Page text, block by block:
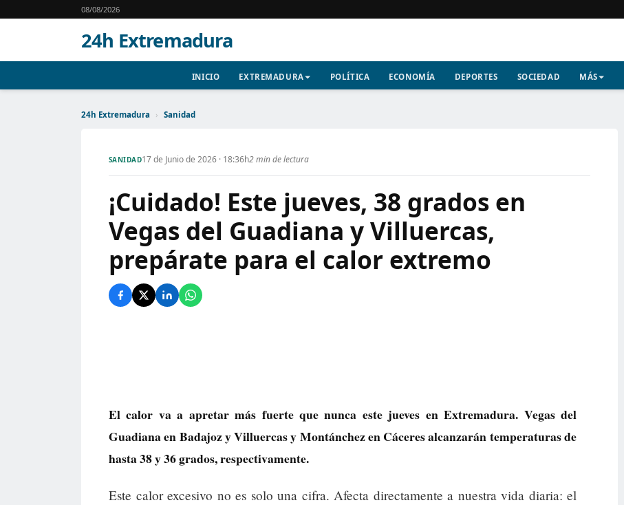
08/08/2026
24h Extremadura
INICIO EXTREMADURA POLÍTICA ECONOMÍA DEPORTES SOCIEDAD MÁS
24h Extremadura › Sanidad
SANIDAD17 de Junio de 2026 · 18:36h2 min de lectura
¡Cuidado! Este jueves, 38 grados en
Vegas del Guadiana y Villuercas,
prepárate para el calor extremo
El calor va a apretar más fuerte que nunca este jueves en Extremadura. Vegas del
Guadiana en Badajoz y Villuercas y Montánchez en Cáceres alcanzarán temperaturas de
hasta 38 y 36 grados, respectivamente.
Este calor excesivo no es solo una cifra. Afecta directamente a nuestra vida diaria: el